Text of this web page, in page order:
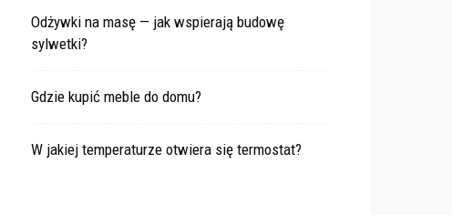
Odżywki na masę — jak wspierają budowę
sylwetki?
Gdzie kupić meble do domu?
W jakiej temperaturze otwiera się termostat?